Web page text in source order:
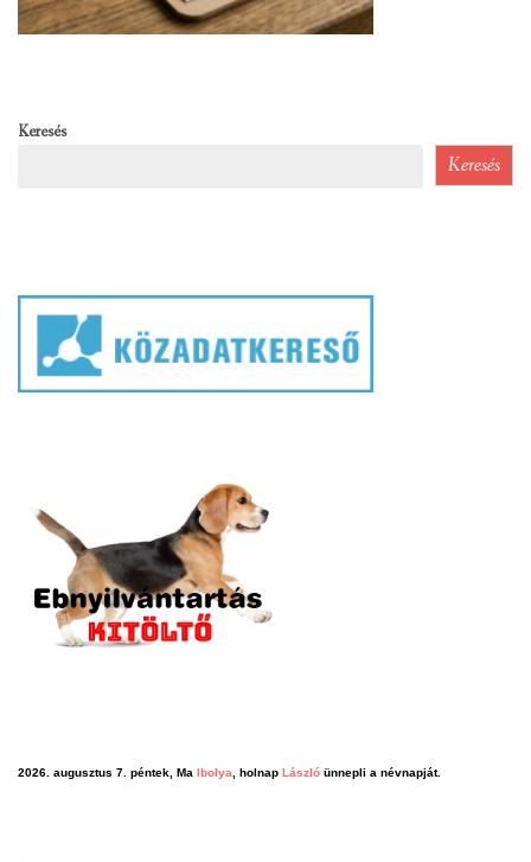
Keresés
Keresés
2026. augusztus 7. péntek, Ma Ibolya, holnap László ünnepli a névnapját.